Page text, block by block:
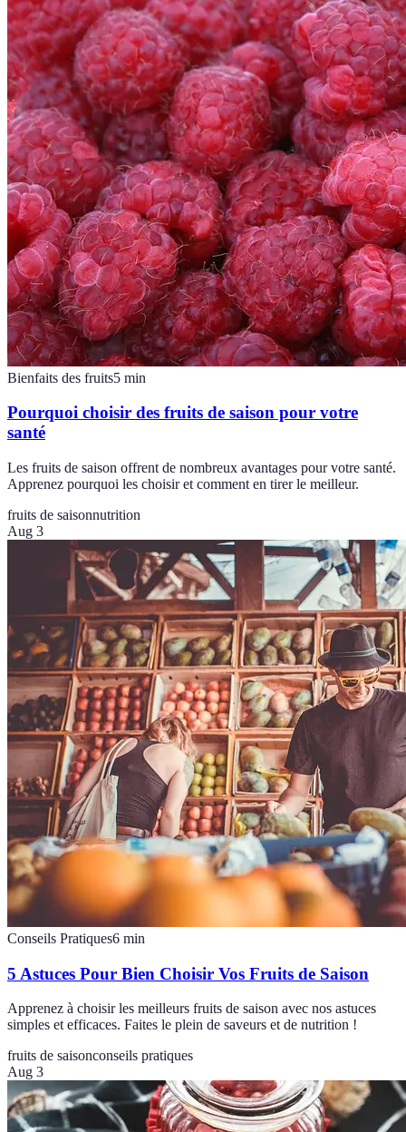
Bienfaits des fruits5 min
Pourquoi choisir des fruits de saison pour votre
santé
Les fruits de saison offrent de nombreux avantages pour votre santé.
Apprenez pourquoi les choisir et comment en tirer le meilleur.
fruits de saisonnutrition
Aug 3
Conseils Pratiques6 min
5 Astuces Pour Bien Choisir Vos Fruits de Saison
Apprenez à choisir les meilleurs fruits de saison avec nos astuces
simples et efficaces. Faites le plein de saveurs et de nutrition !
fruits de saisonconseils pratiques
Aug 3